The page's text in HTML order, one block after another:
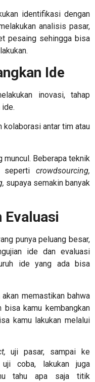
identifikasi dengan
analisis pasar,
pesaing sehingga bisa
Ide
inovasi, tahap
ide.
kolaborasi antar tim atau
muncul. Beberapa teknik
seperti crowdsourcing,
supaya semakin banyak
Evaluasi
punya peluang besar,
ide dan evaluasi
ide yang ada bisa
memastikan bahwa
kamu kembangkan
kamu lakukan melalui
uji pasar, sampai ke
coba, lakukan juga
tahu apa saja titik